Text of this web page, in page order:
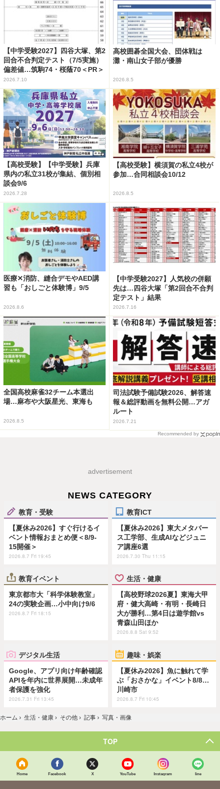
【中学受験2027】四谷大塚、第2
回合不合判定テスト（7/5実施）
偏差値…筑駒74・桜蔭70＜PR＞
2026.7.10
高校囲碁全国大会、団体戦は
灘・南山女子部が優勝
2026.8.5
【高校受験】【中学受験】兵庫
県内の私立31校が集結、個別相
談会9/6
2026.7.28
【高校受験】横須賀の私立4校が
参加…合同相談会10/12
2026.8.5
医療✕消防、縫合デモやAED講
習も「おしごと体験博」9/5
2026.8.6
【中学受験2027】人気校の併願
先は…四谷大塚「第2回合不合判
定テスト」結果
2026.7.16
全国高校麻雀32チーム本選出
場…麻布や大阪星光、東海も
2026.8.5
司法試験予備試験2026、解答速
報＆総評動画を無料公開…アガ
ルート
2026.7.21
Recommended by
advertisement
NEWS CATEGORY
教育・受験
【夏休み2026】すぐ行けるイ
ベント情報おまとめ便＜8/9-
15開催＞
2026.8.7 Fri 19:45
教育ICT
【夏休み2026】東大メタバー
ス工学部、生成AIなどジュニ
ア講座6選
2026.7.30 Thu 11:15
教育イベント
東京都市大「科学体験教室」
24の実験企画…小中向け9/6
2026.8.7 Fri 18:15
生活・健康
【高校野球2026夏】東海大甲
府・健大高崎・有明・長崎日
大が勝利…第4日は遊学館vs
青森山田ほか
2026.8.8 Sat 9:52
デジタル生活
Google、アプリ向け年齢確認
APIを年内に世界展開…未成年
者保護を強化
2026.7.31 Fri 13:45
趣味・娯楽
【夏休み2026】魚に触れて学
ぶ「おさかな」イベント8/8…
川崎市
2026.8.7 Fri 10:45
ホーム › 生活・健康 › その他 › 記事 › 写真・画像
TOP
Home Facebook X YouTube Instagram line